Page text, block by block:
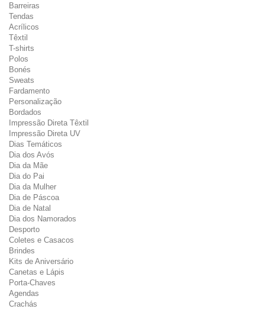
Barreiras
Tendas
Acrílicos
Têxtil
T-shirts
Polos
Bonés
Sweats
Fardamento
Personalização
Bordados
Impressão Direta Têxtil
Impressão Direta UV
Dias Temáticos
Dia dos Avós
Dia da Mãe
Dia do Pai
Dia da Mulher
Dia de Páscoa
Dia de Natal
Dia dos Namorados
Desporto
Coletes e Casacos
Brindes
Kits de Aniversário
Canetas e Lápis
Porta-Chaves
Agendas
Crachás